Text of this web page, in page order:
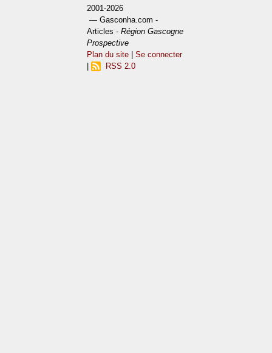
2001-2026
— Gasconha.com -
Articles -Région Gascogne
Prospective
Plan du site |Se connecter
RSS 2.0